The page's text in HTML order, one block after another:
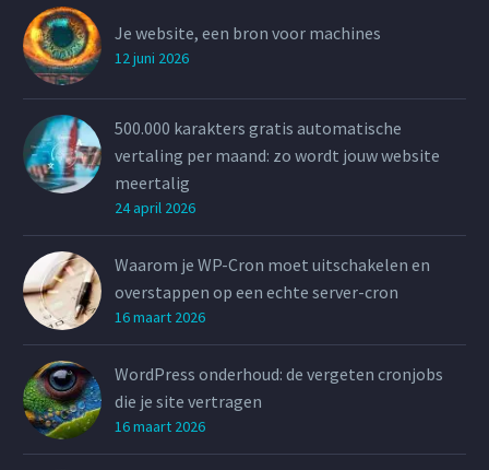
Je website, een bron voor machines
12 juni 2026
500.000 karakters gratis automatische
vertaling per maand: zo wordt jouw website
meertalig
24 april 2026
Waarom je WP-Cron moet uitschakelen en
overstappen op een echte server-cron
16 maart 2026
WordPress onderhoud: de vergeten cronjobs
die je site vertragen
16 maart 2026